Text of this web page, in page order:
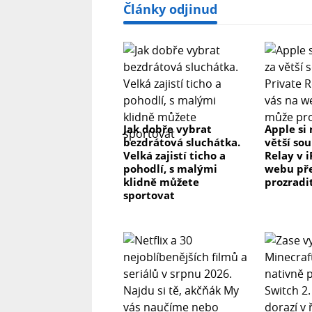
Články odjinud
Jak dobře vybrat
bezdrátová sluchátka.
Velká zajistí ticho a
pohodlí, s malými
klidně můžete
sportovat
Apple si
větší
Relay v
webu